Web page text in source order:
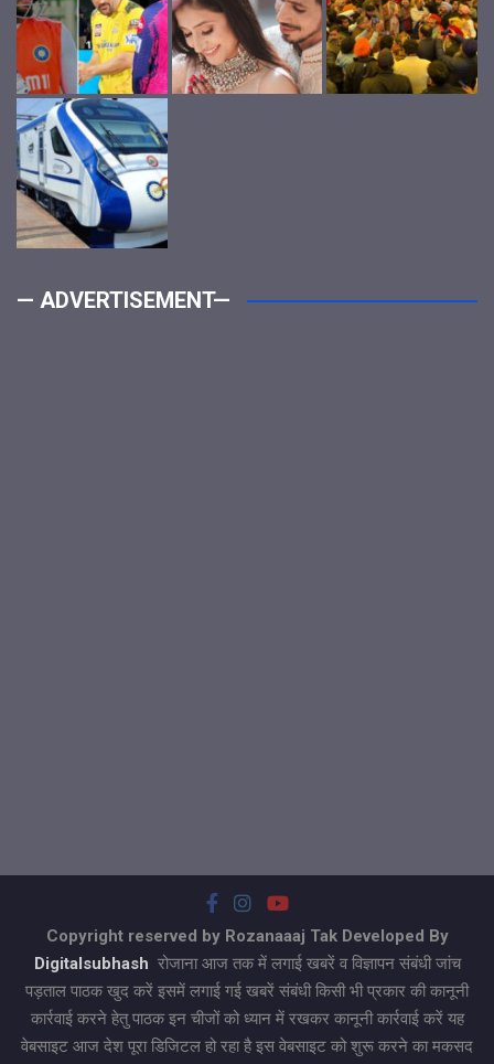
— ADVERTISEMENT—
Copyright reserved by Rozanaaaj Tak Developed By
Digitalsubhash रोजाना आज तक में लगाई खबरें व विज्ञापन संबंधी जांच
पड़ताल पाठक खुद करें इसमें लगाई गई खबरें संबंधी किसी भी प्रकार की कानूनी
कार्रवाई करने हेतु पाठक इन चीजों को ध्यान में रखकर कानूनी कार्रवाई करें यह
वेबसाइट आज देश पूरा डिजिटल हो रहा है इस वेबसाइट को शुरू करने का मकसद